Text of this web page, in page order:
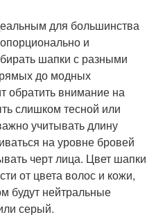
для большинства
и
шапки с разными
до модных
обратить внимание на
слишком тесной или
учитывать длину
на уровне бровей
черт лица. Цвет шапки
от цвета волос и кожи,
будут нейтральные
серый.